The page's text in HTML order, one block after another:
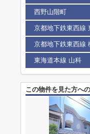
西野山階町
京都地下鉄東西線
京都地下鉄東西線
東海道本線 山科
この物件を見た方へ